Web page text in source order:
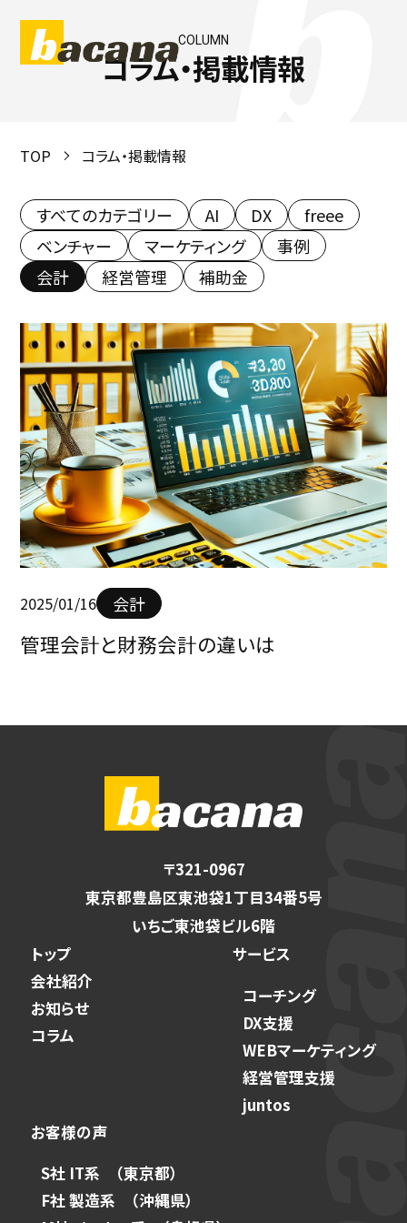
COLUMN
コラム・掲載情報
TOP コラム・掲載情報
すべてのカテゴリー AI DX
freee
ベンチャー
マーケティング
事例
会計
経営管理 補助金
2025/01/16 会計
管理会計と財務会計の違いは
〒321-0967
東京都豊島区東池袋1丁目34番5号
いちご東池袋ビル6階
トップ
会社紹介
お知らせ
コラム
サービス
コーチング
DX支援
WEBマーケティング
経営管理支援
juntos
お客様の声
S社 IT系 （東京都）
F社 製造系 （沖縄県）